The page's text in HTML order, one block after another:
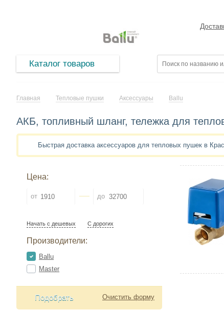
Каталог товаров
Главная Тепловые пушки Аксессуары Ballu
АКБ, топливный шланг, тележка для
Быстрая доставка аксессуаров для тепловых пушек в
Цена:
от до
Начать с дешевых С дорогих
Производители:
Ballu
Master
Очистить форму
Подобрать